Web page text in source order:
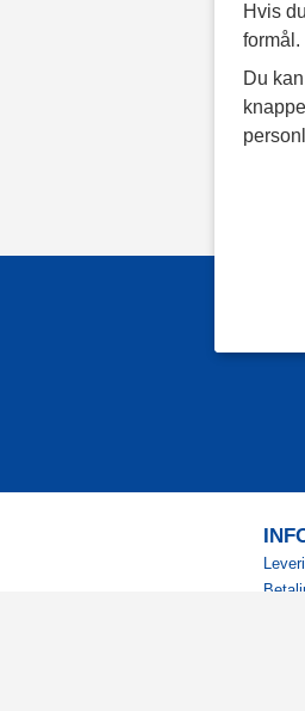
Hvis
formål.
Du